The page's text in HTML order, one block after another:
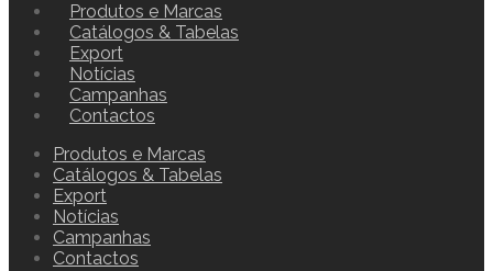
Produtos e Marcas
Catálogos & Tabelas
Export
Notícias
Campanhas
Contactos
Produtos e Marcas
Catálogos & Tabelas
Export
Notícias
Campanhas
Contactos